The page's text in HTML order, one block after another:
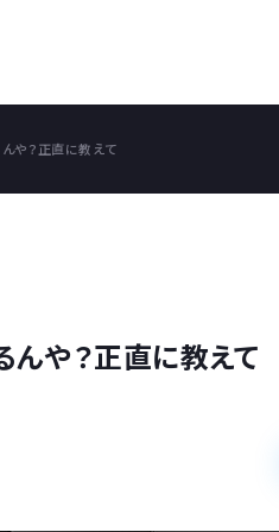
や？正直に教えて
んや？正直に教えて